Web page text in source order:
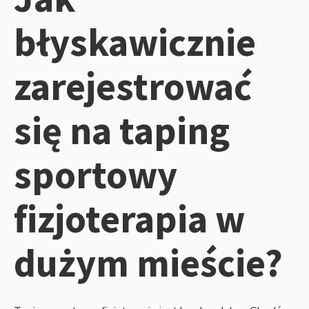
błyskawicznie
zarejestrować
się na taping
sportowy
fizjoterapia w
dużym mieście?